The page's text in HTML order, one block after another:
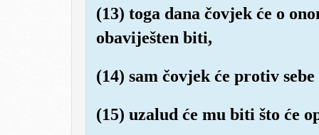
(13) toga dana čovjek će o
obaviješten biti,
(14) sam čovjek će protiv
(15) uzalud će mu biti što će